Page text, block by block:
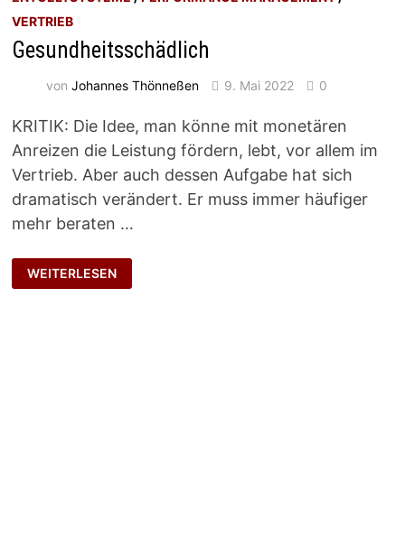
VERTRIEB
Gesundheitsschädlich
vonJohannes Thönneßen 9. Mai 2022 0
KRITIK: Die Idee, man könne mit monetären
Anreizen die Leistung fördern, lebt, vor allem im
Vertrieb. Aber auch dessen Aufgabe hat sich
dramatisch verändert. Er muss immer häufiger
mehr beraten …
GESUNDHEITSSCHÄDLICH
WEITERLESEN